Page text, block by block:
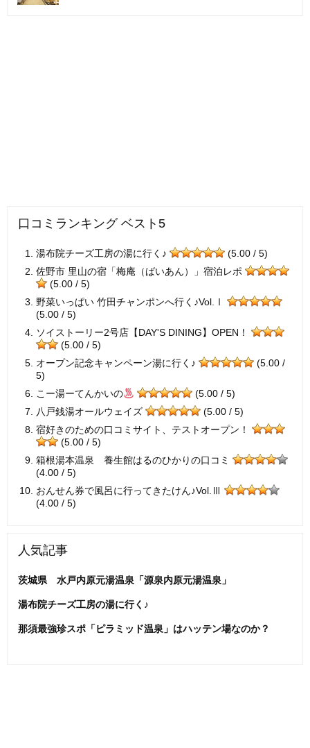
口コミランキング ベスト5
湯布院チーズ工房の湯に行く♪
(5.00 / 5)
佐野市 里山の宿「梅庵（ばいあん）」宿泊レポ
(5.00 / 5)
野菜いっぱい 竹田チャンポンへ行く♪Vol.Ⅰ
(5.00 / 5)
ソイストーリー2号店【DAY'S DINING】OPEN！
(5.00 / 5)
オープン記念キャンペーン湯に行く♪
(5.00 /
5)
こー湯ーてんかいの
(5.00 / 5)
八戸銭湯オールウェイズ
(5.00 / 5)
宿好きのための口コミサイト、テストオープン！
(5.00 / 5)
箱根湯本温泉 養生館はるのひかりの口コミ
(4.00 / 5)
おんせん券で風呂に行ってきたけん♪Vol.Ⅲ
(4.00 / 5)
人気記事
茨城県 水戸内原元湯温泉「源泉内原元湯温泉」
湯布院チーズ工房の湯に行く♪
那須最強珍スポ「ピラミッド温泉」はハッテン場なのか？